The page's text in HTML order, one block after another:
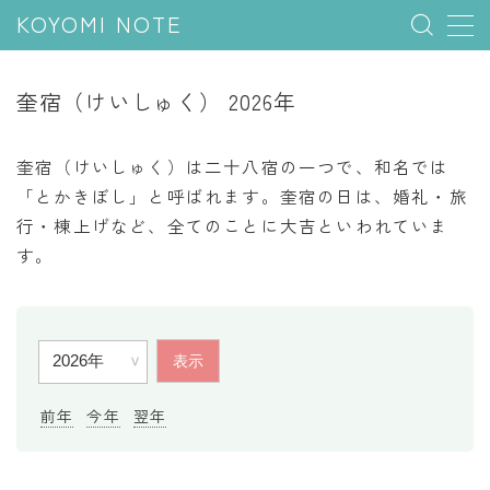
KOYOMI NOTE
五節句
年中行事
七十二候
奎宿（けいしゅく） 2026年
奎宿（けいしゅく）は二十八宿の一つで、和名では
「とかきぼし」と呼ばれます。奎宿の日は、婚礼・旅
行・棟上げなど、全てのことに大吉といわれていま
す。
前年 今年 翌年